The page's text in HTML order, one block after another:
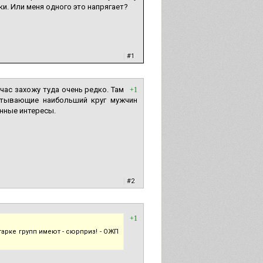
Или меня одного это напрягает?
#1
+1
захожу туда очень редко. Там
наибольший круг мужчин
интересы.
#2
+1
групп имеют - сюрприз! - ОЖП